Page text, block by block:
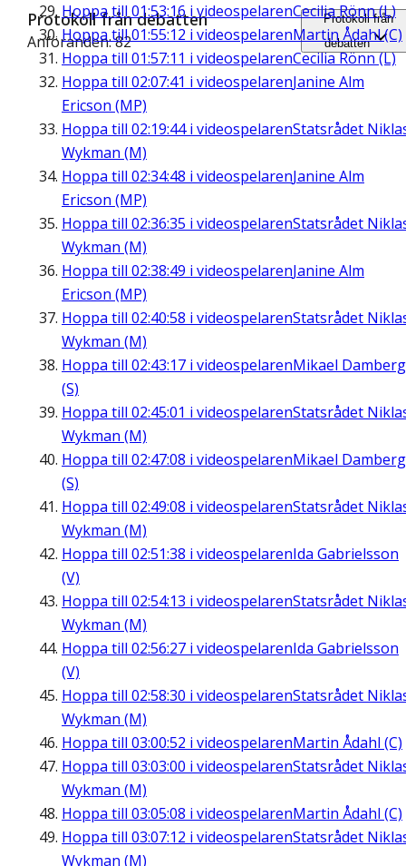
Hoppa till 01:53:16 i videospelarenCecilia Rönn (L)
Hoppa till01:55:12 i videospelarenMartin Ådahl (C)
Hoppa till 01:57:11 i videospelarenCecilia Rönn (L)
Hoppa till 02:07:41 i videospelarenJanine Alm
Ericson (MP)
Hoppa till 02:19:44i videospelarenStatsrådet
Wykman (M)
Hoppa till 02:34:48 i videospelarenJanine Alm
Ericson (MP)
Hoppa till 02:36:35 i videospelarenStatsrådet
Wykman (M)
Hoppa till 02:38:49 i videospelarenJanine Alm
Ericson (MP)
Hoppa till 02:40:58 i videospelarenStatsrådet
Wykman (M)
Hoppa till 02:43:17 i videospelarenMikael Damberg
(S)
Hoppa till 02:45:01 i videospelarenStatsrådet
Wykman (M)
Hoppa till 02:47:08 i videospelarenMikael Damberg
(S)
Hoppa till 02:49:08 i videospelarenStatsrådet
Wykman (M)
Hoppa till 02:51:38 i videospelarenIda Gabrielsson
(V)
Hoppa till 02:54:13 i videospelarenStatsrådet
Wykman (M)
Hoppa till 02:56:27 i videospelarenIda Gabrielsson
(V)
Hoppa till 02:58:30 i videospelarenStatsrådet
Wykman (M)
Hoppa till 03:00:52 i videospelarenMartin Ådahl (C)
Hoppa till 03:03:00 i videospelarenStatsrådet
Wykman (M)
Hoppa till 03:05:08 i videospelarenMartin Ådahl (C)
Hoppa till 03:07:12 i videospelarenStatsrådet
Wykman (M)
Protokoll från debatten
Anföranden: 82
Protokoll från
debatten